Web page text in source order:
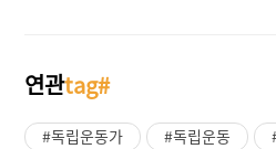
연관tag#
#독립운동가 #독립운동